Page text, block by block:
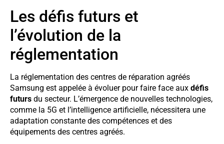
Les défis futurs et
l’évolution de la
réglementation
La réglementation des centres de réparation agréés
Samsung est appelée à évoluer pour faire face aux défis
futurs du secteur. L’émergence de nouvelles technologies,
comme la 5G et l’intelligence artificielle, nécessitera une
adaptation constante des compétences et des
équipements des centres agréés.